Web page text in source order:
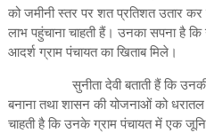
को जमीनी स्तर पर शत प्रतिशत उतार
लाभ पहुंचाना चाहती हैं। उनका सपना है
आदर्श ग्राम पंचायत का खिताब मिले।
सुनीता देवी बताती हैं कि उनकी
बनाना तथा शासन की योजनाओं को
चाहती है कि उनके ग्राम पंचायत में एक